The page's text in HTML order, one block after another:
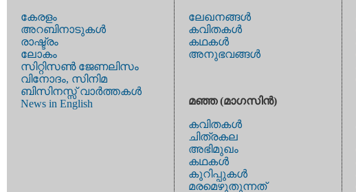
കേരളം
അറബിനാടുകള്‍
രാഷ്ട്രം
ലോകം
സിറ്റിസണ്‍ ജേണലിസം
വിനോദം, സിനിമ
ബിസിനസ്സ് വാര്‍ത്തകള്‍
News in English
ലേഖനങ്ങള്‍
കവിതകള്‍
കഥകള്‍
അനുഭവങ്ങള്‍
മഞ്ഞ (മാഗസിന്‍)
കവിതകള്‍
ചിത്രകല
അഭിമുഖം
കഥകള്‍
കുറിപ്പുകള്‍
മരമെഴുതുന്നത്